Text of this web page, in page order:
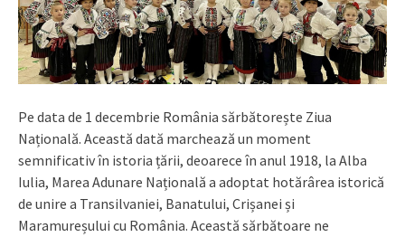
Pe data de 1 decembrie România sărbătorește Ziua
Națională. Această dată marchează un moment
semnificativ în istoria țării, deoarece în anul 1918, la Alba
Iulia, Marea Adunare Națională a adoptat hotărârea istorică
de unire a Transilvaniei, Banatului, Crișanei și
Maramureșului cu România. Această sărbătoare ne